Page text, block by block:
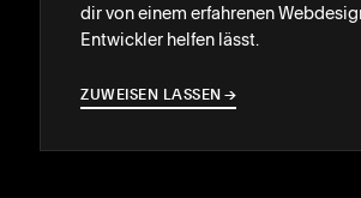
dir von einem erfahrenen
Entwickler helfen lässt.
ZUWEISEN LASSEN →
→